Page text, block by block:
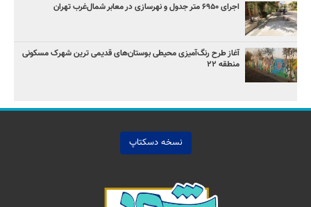
اجرای ۶۹۵۰ متر جدول و نهرسازی در معابر شمال‌غرب تهران
آغاز طرح رنگ‌آمیزی محیطی بوستان‌های قدیمی ترین شهرک مسکونی
منطقه ۲۲
نسخه دسکتاپ